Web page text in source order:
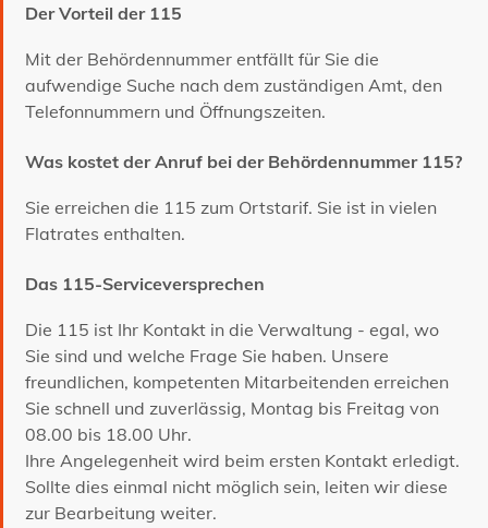
Der Vorteil der 115
Mit der Behördennummer entfällt für Sie die
aufwendige Suche nach dem zuständigen Amt, den
Telefonnummern und Öffnungszeiten.
Was kostet der Anruf bei der Behördennummer 115?
Sie erreichen die 115 zum Ortstarif. Sie ist in vielen
Flatrates enthalten.
Das 115-Serviceversprechen
Die 115 ist Ihr Kontakt in die Verwaltung - egal, wo
Sie sind und welche Frage Sie haben. Unsere
freundlichen, kompetenten Mitarbeitenden erreichen
Sie schnell und zuverlässig, Montag bis Freitag von
08.00 bis 18.00 Uhr.
Ihre Angelegenheit wird beim ersten Kontakt erledigt.
Sollte dies einmal nicht möglich sein, leiten wir diese
zur Bearbeitung weiter.